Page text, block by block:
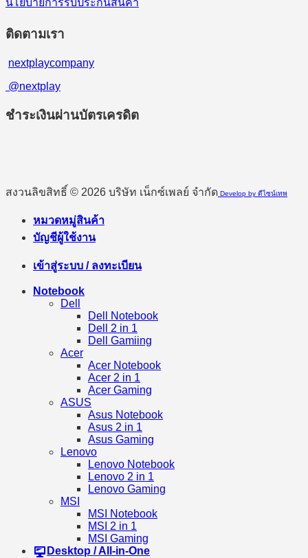
นโยบายการรับประกันสินค้า
ติดตามเรา
nextplaycompany
@nextplay
ชำระเงินผ่านบัตรเครดิต
สงวนลิขสิทธิ์ © 2026 บริษัท เน็กซ์เพลย์ จำกัด Develop by ดีไซน์เทพ
หมวดหมู่สินค้า
บัญชีผู้ใช้งาน
เข้าสู่ระบบ / ลงทะเบียน
Notebook
Dell
Dell Notebook
Dell 2 in 1
Dell Gamiing
Acer
Acer Notebook
Acer 2 in 1
Acer Gaming
ASUS
Asus Notebook
Asus 2 in 1
Asus Gaming
Lenovo
Lenovo Notebook
Lenovo 2 in 1
Lenovo Gaming
MSI
MSI Notebook
MSI 2 in 1
MSI Gaming
Desktop / All-in-One